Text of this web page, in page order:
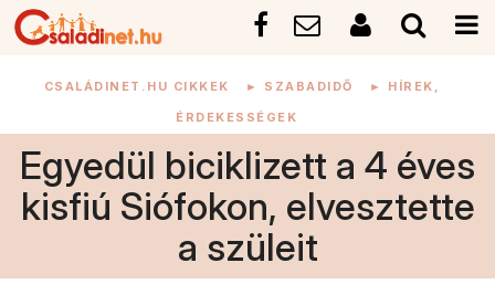
CSALÁDINET.HU CIKKEK ► SZABADIDŐ ► HÍREK,
ÉRDEKESSÉGEK
Egyedül biciklizett a 4 éves
kisfiú Siófokon, elvesztette
a szüleit